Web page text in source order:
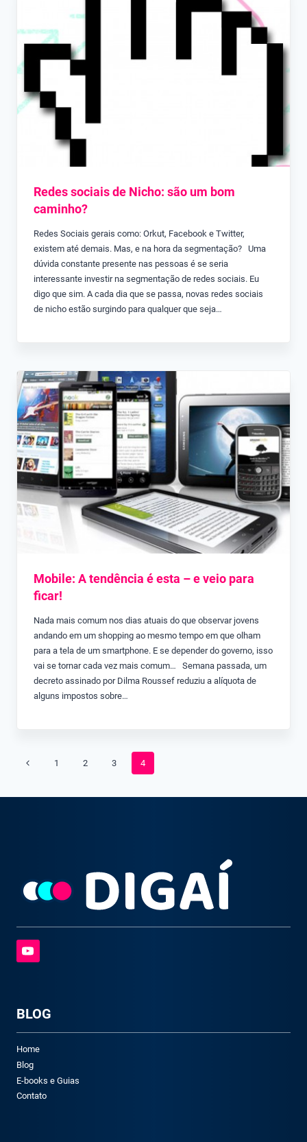
Redes sociais de Nicho: são um bom
caminho?
Redes Sociais gerais como: Orkut, Facebook e Twitter,
existem até demais. Mas, e na hora da segmentação? Uma
dúvida constante presente nas pessoas é se seria
interessante investir na segmentação de redes sociais. Eu
digo que sim. A cada dia que se passa, novas redes sociais
de nicho estão surgindo para qualquer que seja…
Mobile: A tendência é esta – e veio para
ficar!
Nada mais comum nos dias atuais do que observar jovens
andando em um shopping ao mesmo tempo em que olham
para a tela de um smartphone. E se depender do governo, isso
vai se tornar cada vez mais comum… Semana passada, um
decreto assinado por Dilma Roussef reduziu a alíquota de
alguns impostos sobre…
Navegação
Página
Página
1 2 3 4
BLOG
Home
Blog
E-books e Guias
Contato